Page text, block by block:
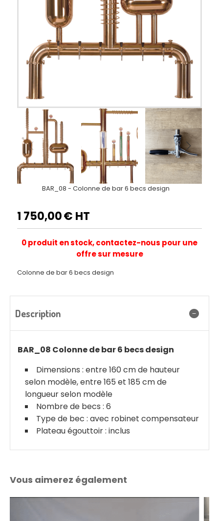
BAR_08 - Colonne de bar 6 becs design
1 750,00€ HT
0 produit en stock, contactez-nous pour une
offre sur mesure
Colonne de bar 6 becs design
Description
BAR_08 Colonne de bar 6 becs design
Dimensions : entre 160 cm de hauteur
selon modèle, entre 165 et 185 cm de
longueur selon modèle
Nombre de becs : 6
Type de bec : avec robinet compensateur
Plateau égouttoir : inclus
Vous aimerez également